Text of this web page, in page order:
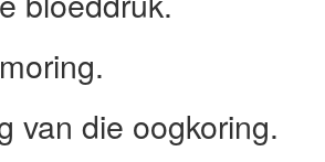
van die oogkoring.